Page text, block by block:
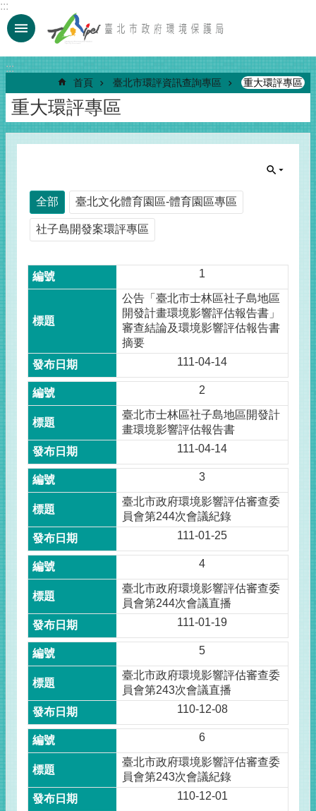
跳到主要內容區塊
:::
:::
首頁 臺北市環評資訊查詢專區 重大環評專區
重大環評專區
全部 臺北文化體育園區-體育園區專區
社子島開發案環評專區
1
公告「臺北市士林區社子島地區
開發計畫環境影響評估報告書」
審查結論及環境影響評估報告書
摘要
111-04-14
2
臺北市士林區社子島地區開發計
畫環境影響評估報告書
111-04-14
3
臺北市政府環境影響評估審查委
員會第244次會議紀錄
111-01-25
4
臺北市政府環境影響評估審查委
員會第244次會議直播
111-01-19
5
臺北市政府環境影響評估審查委
員會第243次會議直播
110-12-08
6
臺北市政府環境影響評估審查委
員會第243次會議紀錄
110-12-01